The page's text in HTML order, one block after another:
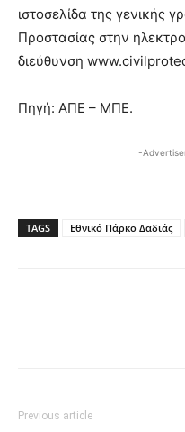
ιστοσελίδα της γενικής
Προστασίας στην
διεύθυνση
Πηγή: ΑΠΕ – ΜΠΕ.
-
TAGS Εθνικό Πάρκο Δαδιάς
Previous article